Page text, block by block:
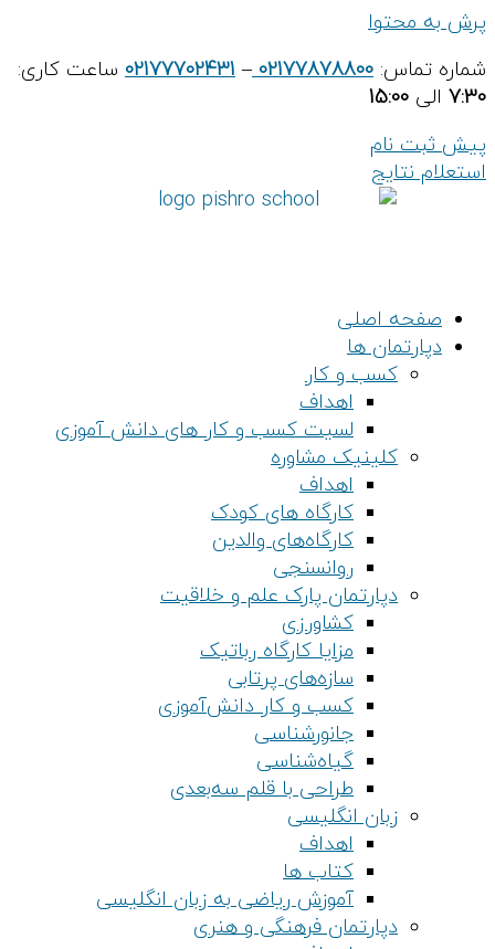
پرش به محتوا
شماره تماس: 02177878800
–
02177702431 ساعت کاری:
7:30 الی 15:00
پیش ثبت نام
استعلام نتایج
صفحه اصلی
دپارتمان ها
کسب و کار
اهداف
لسیت کسب و کار های دانش آموزی
کلینیک مشاوره
اهداف
کارگاه های کودک
کارگاه‌های والدین
روانسنجی
دپارتمان پارک علم و خلاقیت
کشاورزی
مزایا کارگاه رباتیک
سازه‌های پرتابی
کسب و کار دانش‌آموزی
جانورشناسی
گیاه‌شناسی
طراحی با قلم سه‌بعدی
زبان انگلیسی
اهداف
کتاب ها
آموزش ریاضی به زبان انگلیسی
دپارتمان فرهنگی و هنری